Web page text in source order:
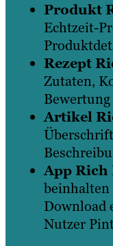
Produkt
Echtzeit-
Rezept
Zutaten,
Bewertung
Artikel
App Rich
beinhalten
Download
Nutzer